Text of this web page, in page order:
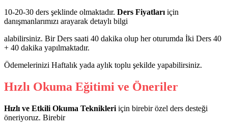
10-20-30 ders şeklinde olmaktadır. Ders Fiyatlarıiçin
danışmanlarımızı arayarak detaylı bilgi
alabilirsiniz. Bir Ders saati 40 dakika olup her oturumda İki Ders 40
+ 40 dakika yapılmaktadır.
Ödemelerinizi Haftalık yada aylık toplu şekilde yapabilirsiniz.
Hızlı Okuma Eğitimi ve Öneriler
Hızlı ve Etkili Okuma Teknikleri için birebir özel ders desteği
öneriyoruz. Birebir